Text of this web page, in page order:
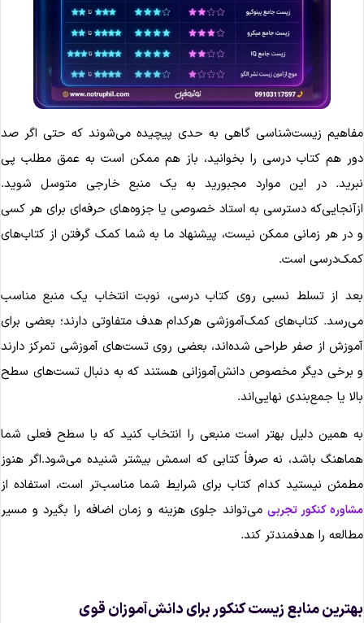
زیست‌شناسی گاهی به حدی پیچیده می‌شوند که حتی اگر صد
هم کتاب درسی را بخوانید، باز هم ممکن است به عمق مطلب پی
در این موارد مجبورید به یک منبع خارجی متوسل شوید.
دسترسی به استاد خصوصی یا جزوه‌های حرفه‌ای برای هر کسی
در هر زمانی ممکن نیست، پیشنهاد ما به شما کمک گرفتن از کتاب‌های
است.
از تسلط نسبی روی کتاب درسی، نوبت انتخاب یک منبع مناسب
کتاب‌های کمک‌آموزشی هرکدام هدف متفاوتی دارند؛ بعضی برای
از صفر طراحی شده‌اند، بعضی روی تست‌های آموزشی تمرکز دارند
برخی دیگر مخصوص دانش‌آموزانی هستند که به دنبال تست‌های سطح
یا جمع‌بندی نهایی‌اند.
همین دلیل بهتر است منبعی را انتخاب کنید که با سطح فعلی شما
باشد، نه صرفاً کتابی که اسمش بیشتر شنیده می‌شود.اگر هنوز
نیستید کدام کتاب برای شرایط شما مناسب‌تر است، استفاده از
کنکور تجربی می‌تواند جلوی هزینه و زمان اضافه را بگیرد و مسیر
را هدفمندتر کند.
منابع زیست کنکور برای دانش‌آموزان قوی